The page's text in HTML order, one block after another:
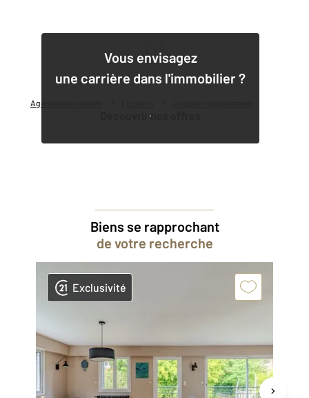
Agence immobilière
Vous envisagez
une carrière dans l'immobilier ?
Découvrir nos offres
1
Biens se rapprochant
de votre recherche
Exclusivité